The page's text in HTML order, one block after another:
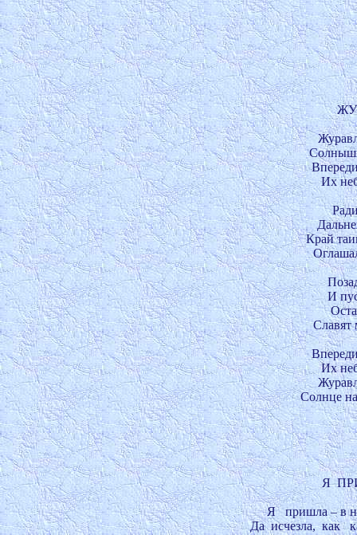
Их
Край
И
Славят
Их
Солнце
Я
Я   пришла – в
Да  исчезла,  как